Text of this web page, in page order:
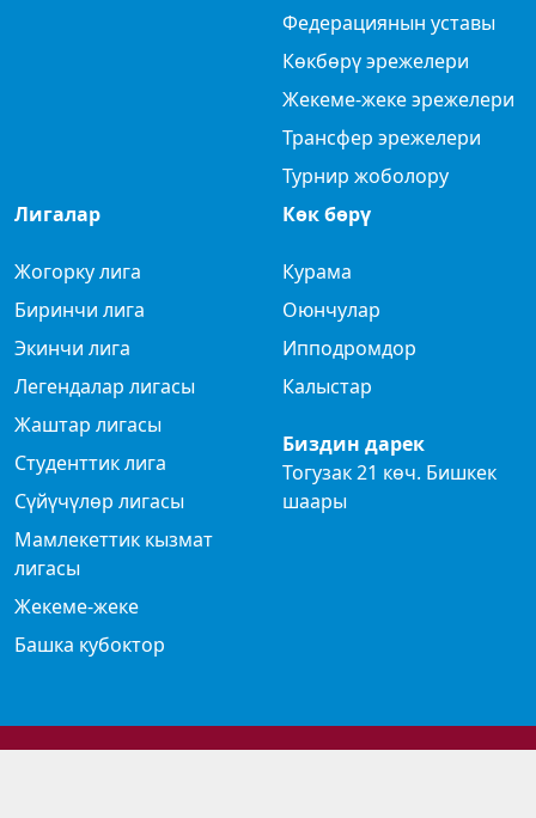
Федерациянын уставы
Көкбөрү эрежелери
Жекеме-жеке эрежелери
Трансфер эрежелери
Турнир жоболору
Лигалар
Жогорку лига
Биринчи лига
Экинчи лига
Легендалар лигасы
Жаштар лигасы
Студенттик лига
Сүйүчүлөр лигасы
Мамлекеттик кызмат
лигасы
Жекеме-жеке
Башка кубоктор
Көк бөрү
Курама
Оюнчулар
Ипподромдор
Калыстар
Биздин дарек
Тогузак 21 көч. Бишкек
шаары